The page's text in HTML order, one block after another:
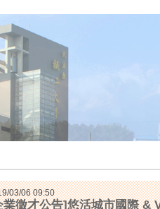
03/06 09:50
業徵才公告]悠活城市國際 &